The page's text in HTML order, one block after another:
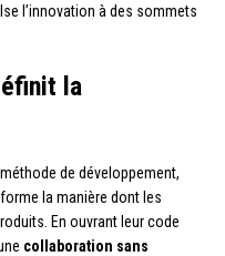
l’innovation à des sommets
la
de développement,
la manière dont les
En ouvrant leur code
collaboration sans